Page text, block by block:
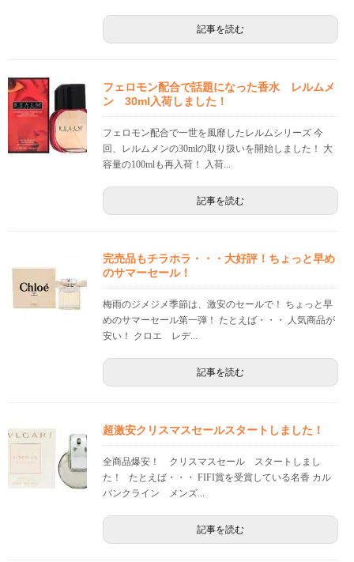
記事を読む
フェロモン配合で話題になった香水 レルムメ
ン 30ml入荷しました！
フェロモン配合で一世を風靡したレルムシリーズ 今
回、レルムメンの30mlの取り扱いを開始しました！ 大
容量の100mlも再入荷！ 入荷...
記事を読む
完売品もチラホラ・・・大好評！ちょっと早め
のサマーセール！
梅雨のジメジメ季節は、激安のセールで！ ちょっと早
めのサマーセール第一弾！ たとえば・・・ 人気商品が
安い！ クロエ レデ...
記事を読む
超激安クリスマスセールスタートしました！
全商品爆安！ クリスマスセール スタートしまし
た！ たとえば・・・ FIFI賞を受賞している名香 カル
バンクライン メンズ...
記事を読む